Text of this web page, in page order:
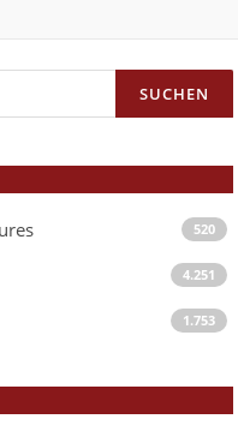
520
4.251
1.753